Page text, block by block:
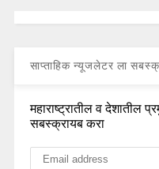
साप्ताहिक न्यूजलेटर ला
महाराष्ट्रातील व देशातील
सबस्क्रायब करा